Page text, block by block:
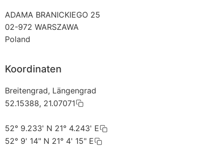
ADAMA BRANICKIEGO 25
02-972 WARSZAWA
Poland
Koordinaten
Breitengrad, Längengrad
52.15388, 21.07071
52° 9.233' N 21° 4.243' E
52° 9' 14" N 21° 4' 15" E